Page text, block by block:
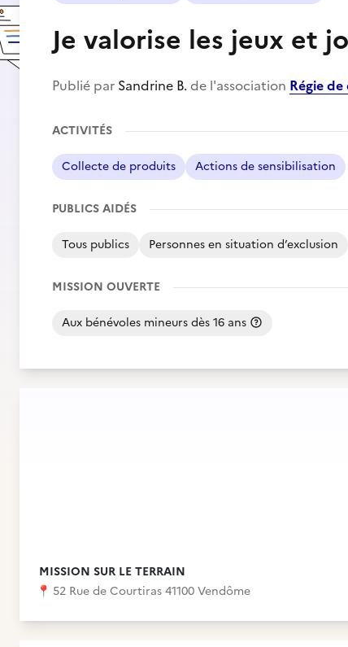
Je valorise les jeux et
Publié par Sandrine B. de l'association Régie
ACTIVITÉS
Collecte de produits Actions de sensibilisation
PUBLICS AIDÉS
Tous publics Personnes en situation d’exclusion
MISSION OUVERTE
Aux bénévoles mineurs dès 16 ans
MISSION SUR LE TERRAIN
📍 52 Rue de Courtiras 41100 Vendôme